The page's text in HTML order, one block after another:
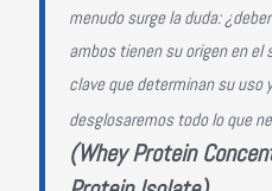
menudo surge la duda:
ambos tienen su origen en el
clave que determinan su uso
desglosaremos todo lo que
(Whey Protein